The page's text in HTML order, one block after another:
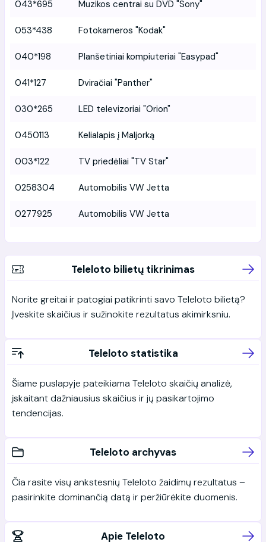
043*695 Muzikos centrai su DVD "Sony"
053*438 Fotokameros "Kodak"
040*198 Planšetiniai kompiuteriai "Easypad"
041*127 Dviračiai "Panther"
030*265 LED televizoriai "Orion"
0450113 Kelialapis į Maljorką
003*122 TV priedėliai "TV Star"
0258304 Automobilis VW Jetta
0277925 Automobilis VW Jetta
Teleloto bilietų tikrinimas
Norite greitai ir patogiai patikrinti savo Teleloto bilietą?
Įveskite skaičius ir sužinokite rezultatus akimirksniu.
Teleloto statistika
Šiame puslapyje pateikiama Teleloto skaičių analizė,
įskaitant dažniausius skaičius ir jų pasikartojimo
tendencijas.
Teleloto archyvas
Čia rasite visų ankstesnių Teleloto žaidimų rezultatus –
pasirinkite dominančią datą ir peržiūrėkite duomenis.
Apie Teleloto